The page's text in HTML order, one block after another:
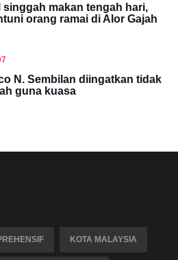
singgah makan tengah hari,
orang ramai di Alor Gajah
N. Sembilan diingatkan tidak
guna kuasa
KOTA MALAYSIA